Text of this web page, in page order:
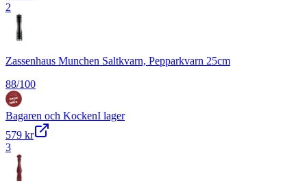
2
Zassenhaus Munchen Saltkvarn, Pepparkvarn 25cm
88/100
Bagaren och KockenI lager
579 kr
3